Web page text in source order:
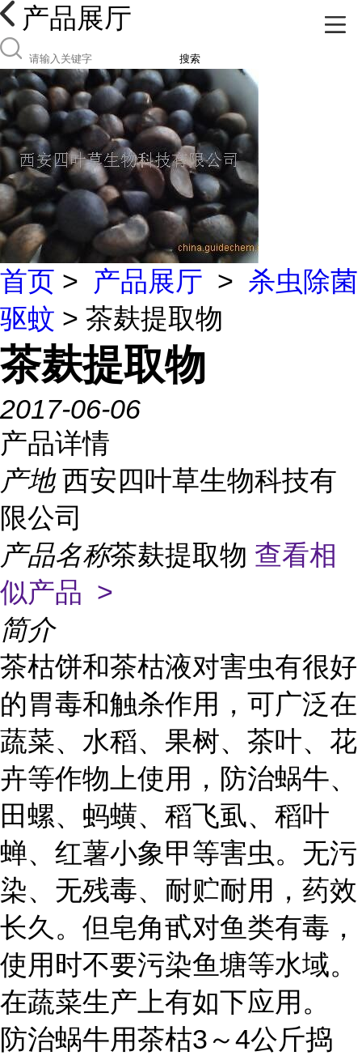
产品展厅
搜索
首页 > 产品展厅 > 杀虫除菌
驱蚊 > 茶麸提取物
茶麸提取物
2017-06-06
产品详情
产地 西安四叶草生物科技有
限公司
产品名称茶麸提取物 查看相
似产品 >
简介
茶枯饼和茶枯液对害虫有很好
的胃毒和触杀作用，可广泛在
蔬菜、水稻、果树、茶叶、花
卉等作物上使用，防治蜗牛、
田螺、蚂蟥、稻飞虱、稻叶
蝉、红薯小象甲等害虫。无污
染、无残毒、耐贮耐用，药效
长久。但皂角甙对鱼类有毒，
使用时不要污染鱼塘等水域。
在蔬菜生产上有如下应用。
防治蜗牛用茶枯3～4公斤捣